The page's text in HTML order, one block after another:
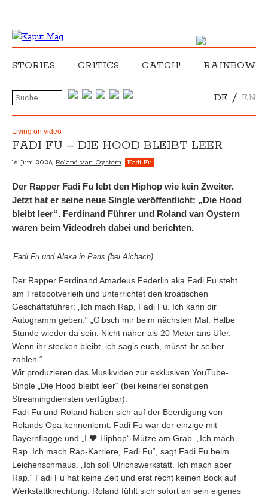
STORIES CRITICS CATCH! RAINBOW
DE / EN
Living on video
FADI FU – DIE HOOD BLEIBT LEER
16. Juni 2026, Roland van Oystern Fadi Fu
Der Rapper Fadi Fu lebt den Hiphop wie kein Zweiter.
Jetzt hat er seine neue Single veröffentlicht: „Die Hood
bleibt leer“. Ferdinand Führer und Roland van Oystern
waren beim Videodreh dabei und berichten.
Fadi Fu und Alexa in Paris (bei Aichach)
Der Rapper Ferdinand Amadeus Federlin aka Fadi Fu steht
am Tretbootverleih und unterrichtet den kroatischen
Geschäftsführer: „Ich mach Rap, Fadi Fu. Ich kann dir
Autogramm geben.“ „Gibsch mir beim nächsten Mal. Halbe
Stunde wieder da sein. Nicht näher als 20 Meter ans Ufer.
Wenn ihr stecken bleibt, ich sag’s euch, müsst ihr selber
zahlen.“
Wir produzieren das Musikvideo zur exklusiven YouTube-
Single „Die Hood bleibt leer“ (bei keinerlei sonstigen
Streamingdiensten verfügbar).
Fadi Fu und Roland haben sich auf der Beerdigung von
Rolands Opa kennenlernt. Fadi Fu war der einzige mit
Bayernflagge und „I 🖤 Hiphop“-Mütze am Grab. „Ich mach
Rap. Ich mach Rap-Karriere, Fadi Fu“, sagt Fadi Fu beim
Leichenschmaus. „Ich soll Ulrichswerkstatt. Ich mach aber
Rap.“ Fadi Fu hat keine Zeit und erst recht keinen Bock auf
Werkstattknechtung. Roland fühlt sich sofort an sein eigenes